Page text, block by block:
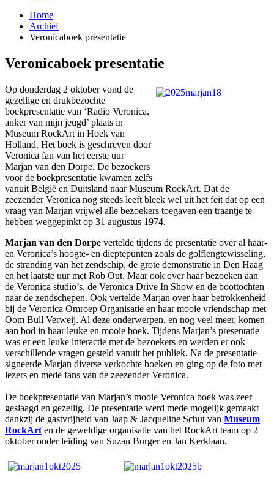
Home
Archief
Veronicaboek presentatie
Veronicaboek presentatie
Op donderdag 2 oktober vond de
gezellige en drukbezochte
boekpresentatie van ‘Radio Veronica,
anker van mijn jeugd’ plaats in
Museum RockArt in Hoek van
Holland. Het boek is geschreven door
Veronica fan van het eerste uur
Marjan van den Dorpe. De bezoekers
voor de boekpresentatie kwamen zelfs
vanuit België en Duitsland naar Museum RockArt. Dat de
zeezender Veronica nog steeds leeft bleek wel uit het feit dat op een
vraag van Marjan vrijwel alle bezoekers toegaven een traantje te
hebben weggepinkt op 31 augustus 1974.
Marjan van den Dorpe vertelde tijdens de presentatie over al haar-
en Veronica’s hoogte- en dieptepunten zoals de golflengtewisseling,
de stranding van het zendschip, de grote demonstratie in Den Haag
en het laatste uur met Rob Out. Maar ook over haar bezoeken aan
de Veronica studio’s, de Veronica Drive In Show en de boottochten
naar de zendschepen. Ook vertelde Marjan over haar betrokkenheid
bij de Veronica Omroep Organisatie en haar mooie vriendschap met
Oom Bull Verweij. Al deze onderwerpen, en nog veel meer, komen
aan bod in haar leuke en mooie boek. Tijdens Marjan’s presentatie
was er een leuke interactie met de bezoekers en werden er ook
verschillende vragen gesteld vanuit het publiek. Na de presentatie
signeerde Marjan diverse verkochte boeken en ging op de foto met
lezers en mede fans van de zeezender Veronica.
De boekpresentatie van Marjan’s mooie Veronica boek was zeer
geslaagd en gezellig. De presentatie werd mede mogelijk gemaakt
dankzij de gastvrijheid van Jaap & Jacqueline Schut van Museum
RockArt en de geweldige organisatie van het RockArt team op 2
oktober onder leiding van Suzan Burger en Jan Kerklaan.